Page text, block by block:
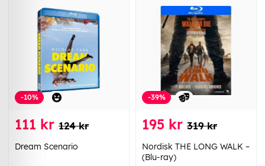
-10%
111 kr 124 kr
Dream Scenario
-39%
195 kr 319 kr
Nordisk THE LONG WALK –
(Blu-ray)